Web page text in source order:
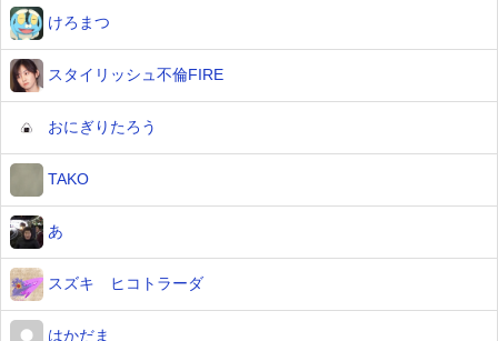
けろまつ
スタイリッシュ不倫FIRE
おにぎりたろう
TAKO
あ
スズキ ヒコトラーダ
はかだま